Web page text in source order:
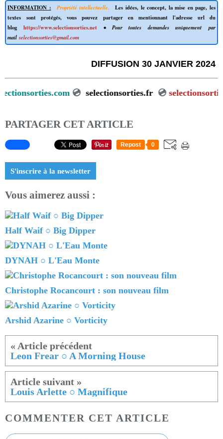
INFORMATION : Propriété intellectuelle.
Les idées, le concept, la mise en page, les
textes sont protégés, vous pouvez partager en mentionnant l'adresse url du
blog
https://www.selectionsorties.net
• Pour toutes demandes uniquement par
mail selectionsorties@gmail.com
DIFFUSION 30 JANVIER 2024
💿selectionsorties.com💿 selectionsorties.fr💿
PARTAGER CET ARTICLE
Repost 0
S'inscrire à la newsletter
Vous aimerez aussi :
Half Waif ○ Big Dipper
DYNAH ○ L'Eau Monte
Christophe Rocancourt : son nouveau film
Arshid Azarine ○ Vorticity
Leon Frear ○ A Morning House
Louis Arlette ○ Magnifique
COMMENTER CET ARTICLE